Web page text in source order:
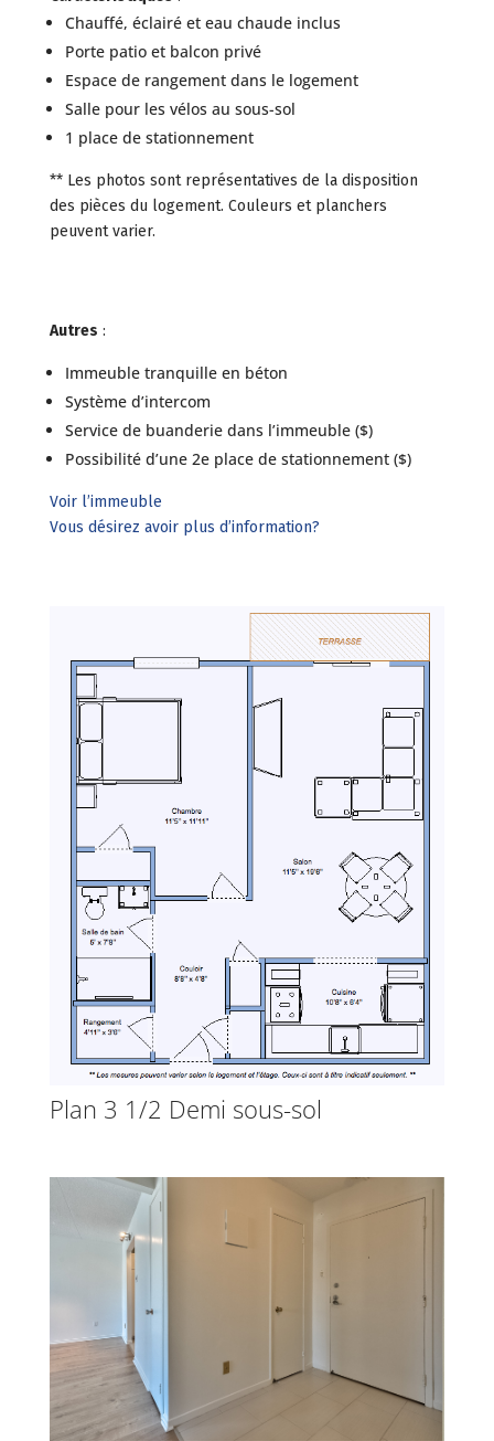
Chauffé, éclairé et eau chaude inclus
Porte patio et balcon privé
Espace de rangement dans le logement
Salle pour les vélos au sous-sol
1 place de stationnement
** Les photos sont représentatives de la disposition
des pièces du logement. Couleurs et planchers
peuvent varier.
Autres :
Immeuble tranquille en béton
Système d’intercom
Service de buanderie dans l’immeuble ($)
Possibilité d’une 2e place de stationnement ($)
Voir l’immeuble
Vous désirez avoir plus d’information?
Plan 3 1/2 Demi sous-sol